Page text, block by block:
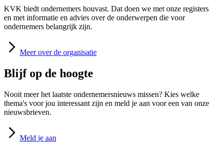
KVK biedt ondernemers houvast. Dat doen we met onze registers
en met informatie en advies over de onderwerpen die voor
ondernemers belangrijk zijn.
Meer over de organisatie
Blijf op de hoogte
Nooit meer het laatste ondernemersnieuws missen? Kies welke
thema's voor jou interessant zijn en meld je aan voor een van onze
nieuwsbrieven.
Meld je aan